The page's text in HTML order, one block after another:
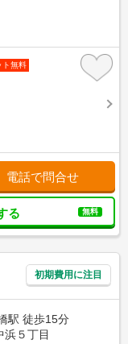
ト無料
電話で問合せ
る 無料
初期費用に注目
駅 徒歩15分
浜５丁目